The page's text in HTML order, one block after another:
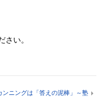
さい。
ンニングは「答えの泥棒」～塾